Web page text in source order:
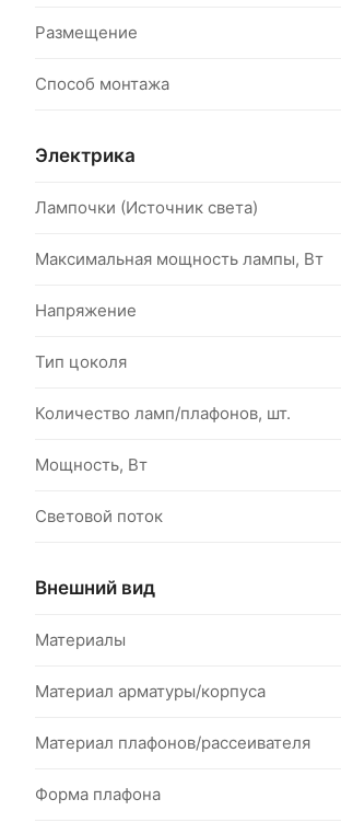
Размещение
Способ монтажа
Электрика
Лампочки (Источник света)
Максимальная мощность лампы, Вт
Напряжение
Тип цоколя
Количество ламп/плафонов, шт.
Мощность, Вт
Световой поток
Внешний вид
Материалы
Материал арматуры/корпуса
Материал плафонов/рассеивателя
Форма плафона